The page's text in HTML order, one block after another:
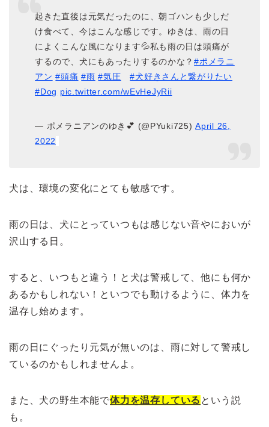
起きた直後は元気だったのに、朝ゴハンも少しだ
け食べて、今はこんな感じです。ゆきは、雨の日
によくこんな風になります💦私も雨の日は頭痛が
するので、犬にもあったりするのかな？#ポメラニ
アン #頭痛 #雨 #気圧
#犬好きさんと繋がりたい
#Dog pic.twitter.com/wEvHeJyRii
— ポメラニアンのゆき💕 (@PYuki725)April 26,
2022
犬は、環境の変化にとても敏感です。
雨の日は、犬にとっていつもは感じない音やにおいが
沢山する日。
すると、いつもと違う！と犬は警戒して、他にも何か
あるかもしれない！といつでも動けるように、体力を
温存し始めます。
雨の日にぐったり元気が無いのは、雨に対して警戒し
ているのかもしれませんよ。
また、犬の野生本能で体力を温存している という説
も。